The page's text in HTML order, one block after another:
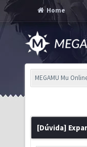
Home
MEGAMU Mu
[Dúvida]